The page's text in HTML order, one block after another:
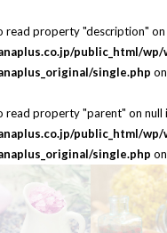
read property "description" on
public_html/wp/
single.php
read property "parent" on null
public_html/wp/
single.php